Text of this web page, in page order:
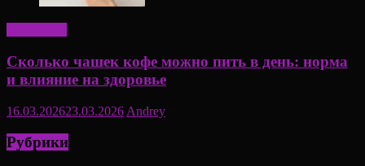
Сколько чашек кофе можно пить в день: норма
и влияние на здоровье
16.03.202623.03.2026 Andrey
Рубрики